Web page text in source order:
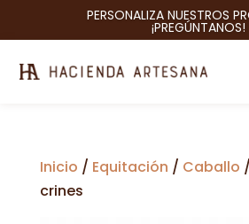
PERSONALIZA NUESTROS
¡PREGÚNTANOS!
Inicio / Equitación / Caballo /
crines